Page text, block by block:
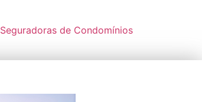
Seguradoras de Condomínios